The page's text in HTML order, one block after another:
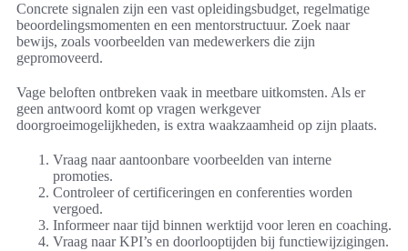
Concrete signalen zijn een vast opleidingsbudget, regelmatige
beoordelingsmomenten en een mentorstructuur. Zoek naar
bewijs, zoals voorbeelden van medewerkers die zijn
gepromoveerd.
Vage beloften ontbreken vaak in meetbare uitkomsten. Als er
geen antwoord komt op vragen werkgever
doorgroeimogelijkheden, is extra waakzaamheid op zijn plaats.
Vraag naar aantoonbare voorbeelden van interne
promoties.
Controleer of certificeringen en conferenties worden
vergoed.
Informeer naar tijd binnen werktijd voor leren en coaching.
Vraag naar KPI’s en doorlooptijden bij functiewijzigingen.